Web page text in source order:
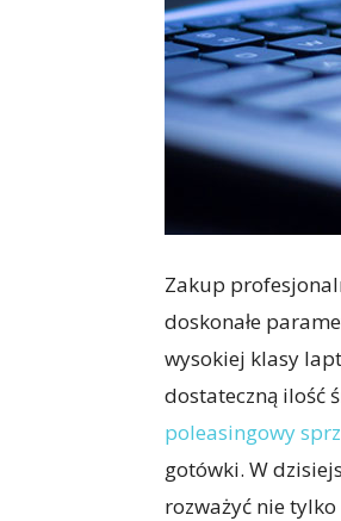
Zakup
doskonałe
wysokiej klasy
dostateczną ilość
poleasingowy
gotówki. W
rozważyć nie